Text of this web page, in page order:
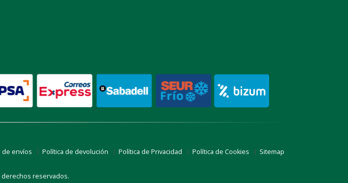
de envíos Política de devolución Política de Privacidad Política de Cookies Sitemap
derechos reservados.